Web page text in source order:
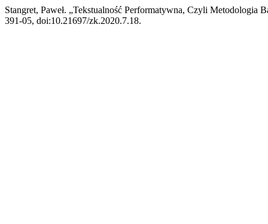
Stangret, Paweł. „Tekstualność Performatywna, Czyli Metodologia
391-05, doi:10.21697/zk.2020.7.18.